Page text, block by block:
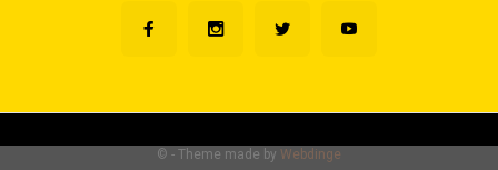
© - Theme made by Webdinge